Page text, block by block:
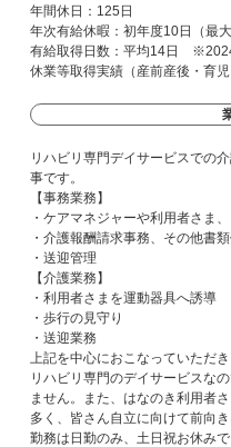
年間休日：125日
年次有給休暇：初年度10日（最大
有給取得日数：平均14日
休業等取得実績（産前産後・育児
リハビリ専門デイサービスでの
事です。
【事務業務】
・ケアマネジャーや利用者さま
・介護報酬請求事務、その他書
・送迎管理
【介護業務】
・利用者さまを運動器具へ誘導
・歩行の見守り
・送迎業務
上記を中心におこなっていただき
リハビリ専門のデイサービスな
ません。また、はなのき利用者
多く、皆さん自立に向けて前向
勤務は日勤のみ、土日祝お休み